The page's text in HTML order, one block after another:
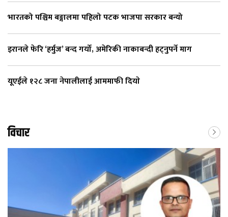
भारतको पश्चिम बङ्गालमा पहिलो पटक भाजपा सरकार बन्यो
इरानले फेरि ‘हर्मुज’ बन्द गर्यो, अमेरिकी नाकाबन्दी हट्नुपर्ने माग
यूएईले १२८ जना नेपालीलाई आममाफी दियाे
विचार